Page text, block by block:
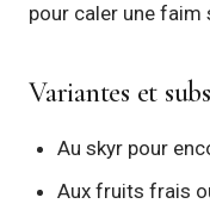
pour caler une faim
Variantes et
Au skyr pour
Aux fruits frais